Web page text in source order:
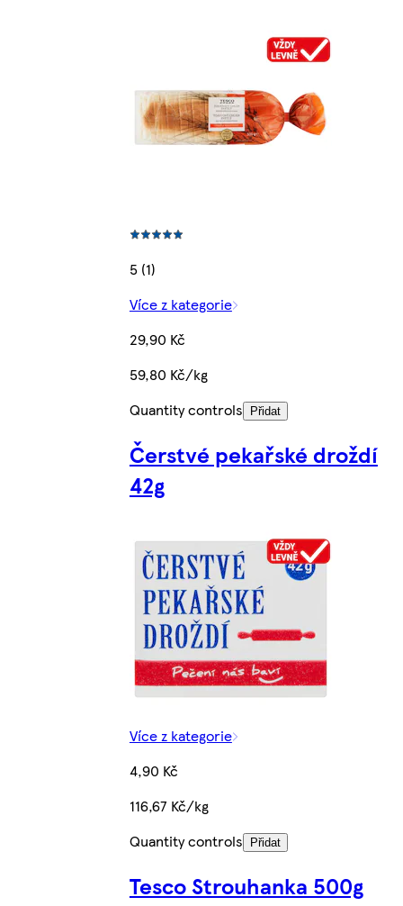
5 (1)
Více z kategorie
29,90 Kč
59,80 Kč/kg
Quantity controls
Přidat
Čerstvé pekařské droždí
42g
Více z kategorie
4,90 Kč
116,67 Kč/kg
Quantity controls
Přidat
Tesco Strouhanka 500g